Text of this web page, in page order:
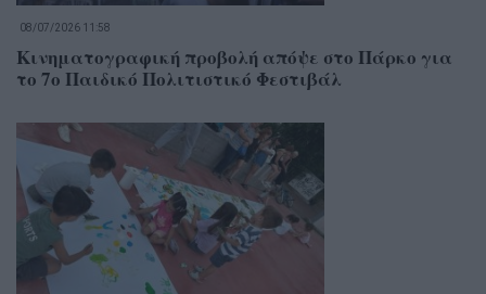
08/07/2026 11:58
Κινηματογραφική προβολή απόψε στο Πάρκο για
το 7ο Παιδικό Πολιτιστικό Φεστιβάλ